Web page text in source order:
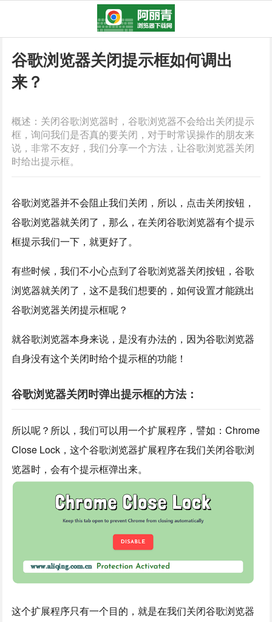
谷歌浏览器关闭提示框如何调出
来？
概述：关闭谷歌浏览器时，谷歌浏览器不会给出关闭提示
框，询问我们是否真的要关闭，对于时常误操作的朋友来
说，非常不友好，我们分享一个方法，让谷歌浏览器关闭
时给出提示框。
谷歌浏览器并不会阻止我们关闭，所以，点击关闭按钮，
谷歌浏览器就关闭了，那么，在关闭谷歌浏览器有个提示
框提示我们一下，就更好了。
有些时候，我们不小心点到了谷歌浏览器关闭按钮，谷歌
浏览器就关闭了，这不是我们想要的，如何设置才能跳出
谷歌浏览器关闭提示框呢？
就谷歌浏览器本身来说，是没有办法的，因为谷歌浏览器
自身没有这个关闭时给个提示框的功能！
谷歌浏览器关闭时弹出提示框的方法：
所以呢？所以，我们可以用一个扩展程序，譬如：Chrome
Close Lock，这个谷歌浏览器扩展程序在我们关闭谷歌浏
览器时，会有个提示框弹出来。
这个扩展程序只有一个目的，就是在我们关闭谷歌浏览器